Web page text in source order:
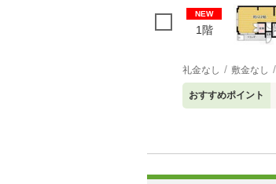
NEW
1階
礼金なし 敷金なし
おすすめポイント